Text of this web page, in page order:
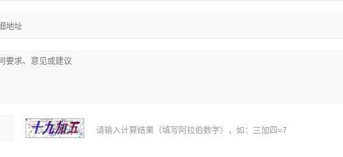
请输入计算结果（填写阿拉伯数字），如：三加四=7